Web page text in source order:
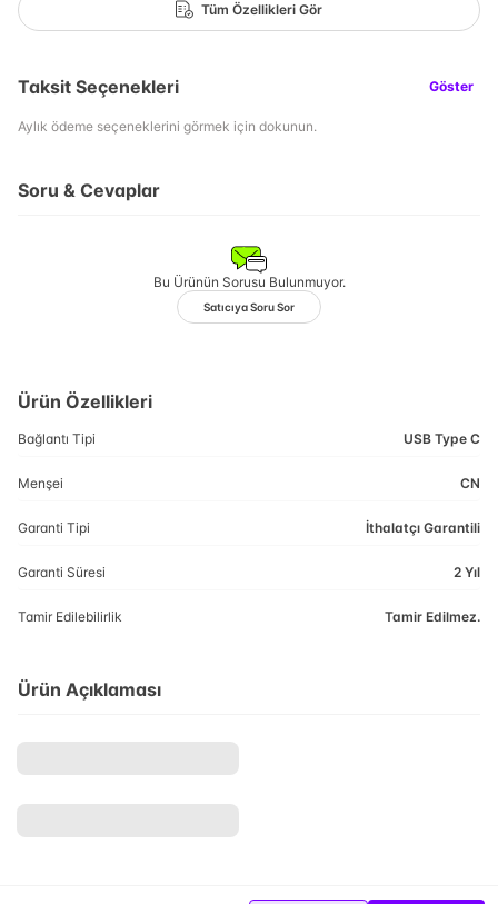
Tüm Özellikleri Gör
Taksit Seçenekleri Göster
Aylık ödeme seçeneklerini görmek için dokunun.
Soru & Cevaplar
Bu Ürünün Sorusu Bulunmuyor.
Satıcıya Soru Sor
Ürün Özellikleri
Bağlantı Tipi USB Type C
Menşei CN
Garanti Tipi İthalatçı Garantili
Garanti Süresi 2 Yıl
Tamir Edilebilirlik Tamir Edilmez.
Ürün Açıklaması